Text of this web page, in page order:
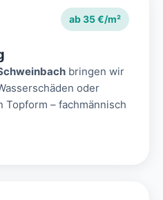
ab 35 €/m²
bringen wir
oder
Topform – fachmännisch